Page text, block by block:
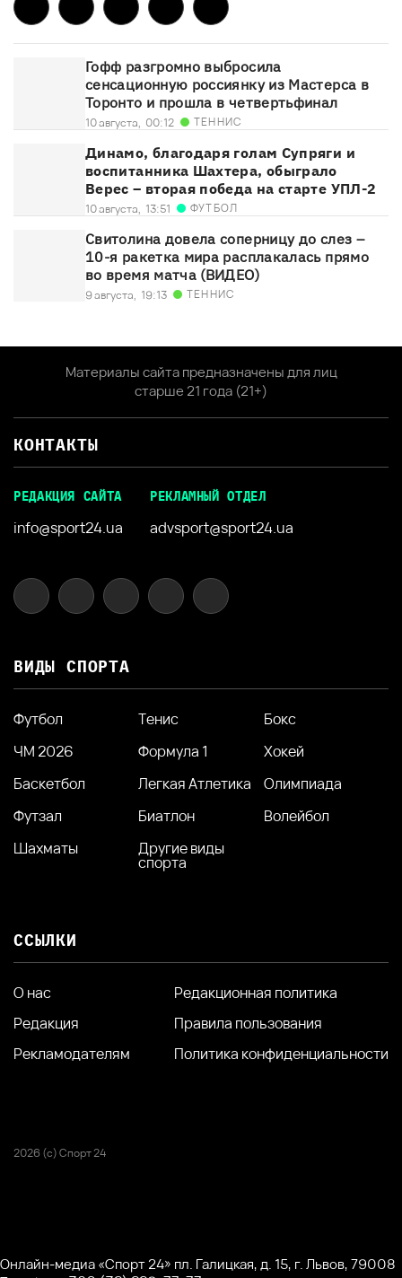
Гофф разгромно выбросила
сенсационную россиянку из Мастерса в
Торонто и прошла в четвертьфинал
10 августа, 00:12 ТЕННИС
Динамо, благодаря голам Супряги и
воспитанника Шахтера, обыграло
Верес – вторая победа на старте УПЛ-2
10 августа, 13:51 ФУТБОЛ
Свитолина довела соперницу до слез –
10-я ракетка мира расплакалась прямо
во время матча (ВИДЕО)
9 августа, 19:13 ТЕННИС
Материалы сайта предназначены для лиц
старше 21 года (21+)
КОНТАКТЫ
РЕДАКЦИЯ САЙТА
info@sport24.ua
РЕКЛАМНЫЙ ОТДЕЛ
advsport@sport24.ua
ВИДЫ СПОРТА
Футбол Тенис
Бокс
ЧМ 2026
Формула 1
Хокей
Баскетбол
Легкая Атлетика
Олимпиада
Футзал
Биатлон
Волейбол
Шахматы
Другие виды
спорта
ССЫЛКИ
О нас
Редакция
Рекламодателям
Редакционная политика
Правила пользования
Политика конфиденциальности
2026 (с) Спорт 24
Онлайн-медиа «Спорт 24» пл. Галицкая, д. 15, г. Львов, 79008